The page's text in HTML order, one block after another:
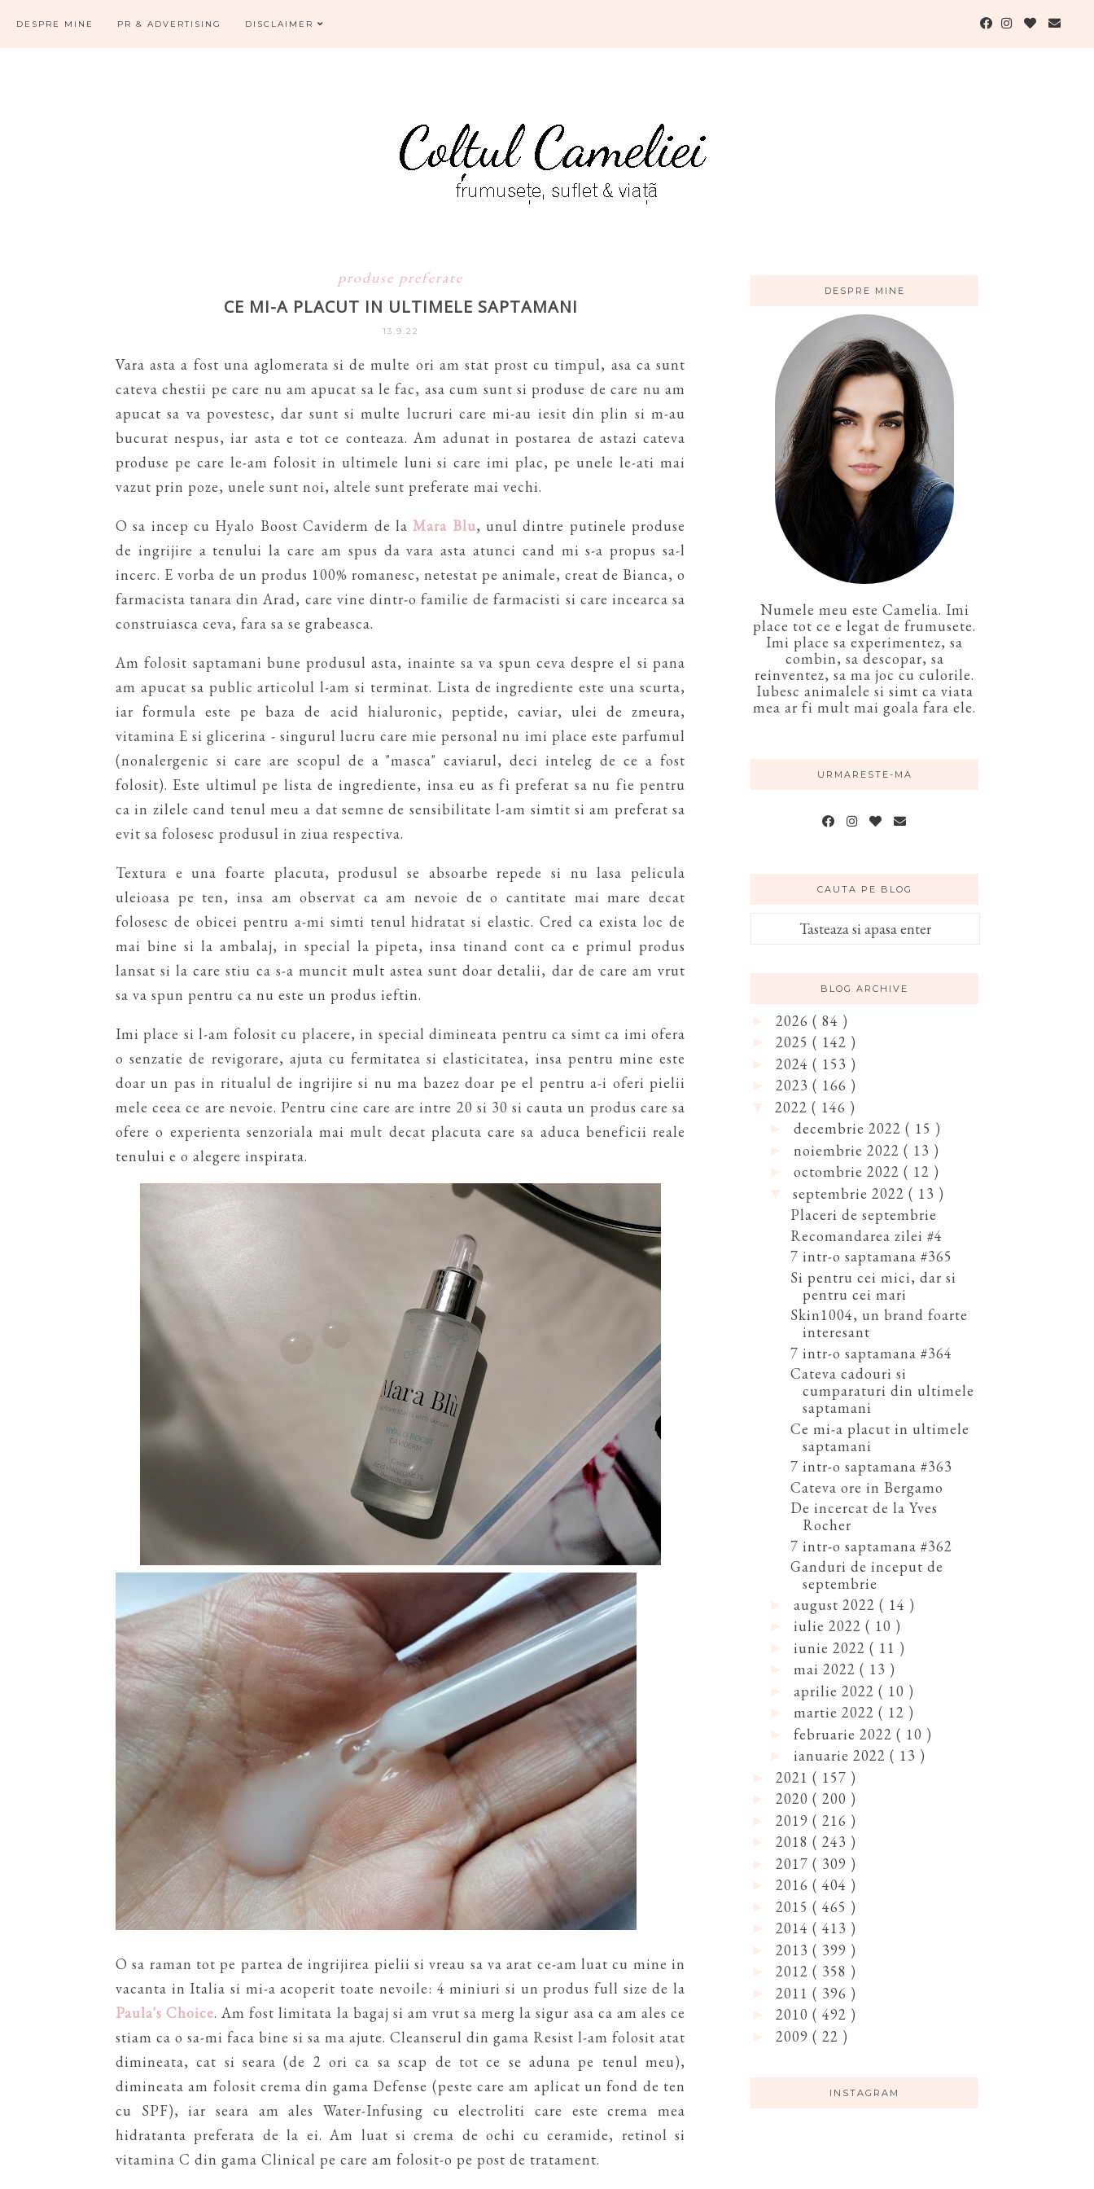
DESPRE MINE PR & ADVERTISING DISCLAIMER
produse preferate
CE MI-A PLACUT IN ULTIMELE SAPTAMANI
13.9.22
Vara asta a fost una aglomerata si de multe ori am stat prost cu timpul, asa ca sunt
cateva chestii pe care nu am apucat sa le fac, asa cum sunt si produse de care nu am
apucat sa va povestesc, dar sunt si multe lucruri care mi-au iesit din plin si m-au
bucurat nespus, iar asta e tot ce conteaza. Am adunat in postarea de astazi cateva
produse pe care le-am folosit in ultimele luni si care imi plac, pe unele le-ati mai
vazut prin poze, unele sunt noi, altele sunt preferate mai vechi.
O sa incep cu Hyalo Boost Caviderm de laMara Blu, unul dintre putinele produse
de ingrijire a tenului la care am spus da vara asta atunci cand mi s-a propus sa-l
incerc. E vorba de un produs 100% romanesc, netestat pe animale, creat de Bianca, o
farmacista tanara din Arad, care vine dintr-o familie de farmacisti si care incearca sa
construiasca ceva, fara sa se grabeasca.
Am folosit saptamani bune produsul asta, inainte sa va spun ceva despre el si pana
am apucat sa public articolul l-am si terminat. Lista de ingrediente este una scurta,
iar formula este pe baza de acid hialuronic, peptide, caviar, ulei de zmeura,
vitamina E si glicerina - singurul lucru care mie personal nu imi place este parfumul
(nonalergenic si care are scopul de a "masca" caviarul, deci inteleg de ce a fost
folosit). Este ultimul pe lista de ingrediente, insa eu as fi preferat sa nu fie pentru
ca in zilele cand tenul meu a dat semne de sensibilitate l-am simtit si am preferat sa
evit sa folosesc produsul in ziua respectiva.
Textura e una foarte placuta, produsul se absoarbe repede si nu lasa pelicula
uleioasa pe ten, insa am observat ca am nevoie de o cantitate mai mare decat
folosesc de obicei pentru a-mi simti tenul hidratat si elastic. Cred ca exista loc de
mai bine si la ambalaj, in special la pipeta, insa tinand cont ca e primul produs
lansat si la care stiu ca s-a muncit mult astea sunt doar detalii, dar de care am vrut
sa va spun pentru ca nu este un produs ieftin.
Imi place si l-am folosit cu placere, in special dimineata pentru ca simt ca imi ofera
o senzatie de revigorare, ajuta cu fermitatea si elasticitatea, insa pentru mine este
doar un pas in ritualul de ingrijire si nu ma bazez doar pe el pentru a-i oferi pielii
mele ceea ce are nevoie. Pentru cine care are intre 20 si 30 si cauta un produs care sa
ofere o experienta senzoriala mai mult decat placuta care sa aduca beneficii reale
tenului e o alegere inspirata.
O sa raman tot pe partea de ingrijirea pielii si vreau sa va arat ce-am luat cu mine in
vacanta in Italia si mi-a acoperit toate nevoile: 4 miniuri si un produs full size de la
Paula's Choice. Am fost limitata la bagaj si am vrut sa merg la sigur asa ca am ales ce
stiam ca o sa-mi faca bine si sa ma ajute. Cleanserul din gama Resist l-am folosit atat
dimineata, cat si seara (de 2 ori ca sa scap de tot ce se aduna pe tenul meu),
dimineata am folosit crema din gama Defense (peste care am aplicat un fond de ten
cu SPF), iar seara am ales Water-Infusing cu electroliti care este crema mea
hidratanta preferata de la ei. Am luat si crema de ochi cu ceramide, retinol si
vitamina C din gama Clinical pe care am folosit-o pe post de tratament.
DESPRE MINE
Numele meu este Camelia. Imi
place tot ce e legat de frumusete.
Imi place sa experimentez, sa
combin, sa descopar, sa
reinventez, sa ma joc cu culorile.
Iubesc animalele si simt ca viata
mea ar fi mult mai goala fara ele.
URMARESTE-MA
CAUTA PE BLOG
BLOG ARCHIVE
2026 ( 84 )
2025 ( 142 )
2024 ( 153 )
2023 ( 166 )
2022 ( 146 )
decembrie 2022 ( 15 )
noiembrie 2022 ( 13 )
octombrie 2022 ( 12 )
septembrie 2022 ( 13 )
Placeri de septembrie
Recomandarea zilei #4
7 intr-o saptamana #365
Si pentru cei mici, dar si
pentru cei mari
Skin1004, un brand foarte
interesant
7 intr-o saptamana #364
Cateva cadouri si
cumparaturi din ultimele
saptamani
Ce mi-a placut in ultimele
saptamani
7 intr-o saptamana #363
Cateva ore in Bergamo
De incercat de la Yves
Rocher
7 intr-o saptamana #362
Ganduri de inceput de
septembrie
august 2022 ( 14 )
iulie 2022 ( 10 )
iunie 2022 ( 11 )
mai 2022 ( 13 )
aprilie 2022 ( 10 )
martie 2022 ( 12 )
februarie 2022 ( 10 )
ianuarie 2022 ( 13 )
2021 ( 157 )
2020 ( 200 )
2019 ( 216 )
2018 ( 243 )
2017 ( 309 )
2016 ( 404 )
2015 ( 465 )
2014 ( 413 )
2013 ( 399 )
2012 ( 358 )
2011 ( 396 )
2010 ( 492 )
2009 ( 22 )
INSTAGRAM